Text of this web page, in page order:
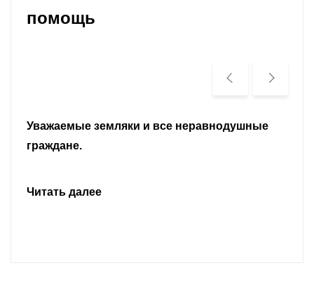
помощь
Уважаемые земляки и все неравнодушные
граждане.
Читать далее